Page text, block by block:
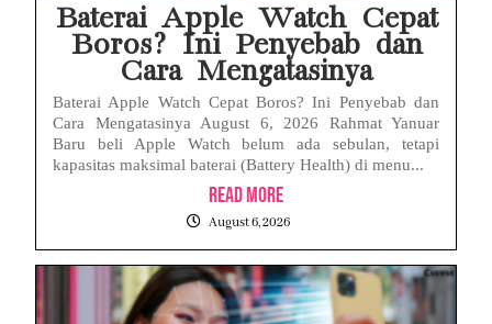
Baterai Apple Watch Cepat
Boros? Ini Penyebab dan
Cara Mengatasinya
Baterai Apple Watch Cepat Boros? Ini Penyebab dan
Cara Mengatasinya August 6, 2026 Rahmat Yanuar
Baru beli Apple Watch belum ada sebulan, tetapi
kapasitas maksimal baterai (Battery Health) di menu...
Read More
August 6, 2026